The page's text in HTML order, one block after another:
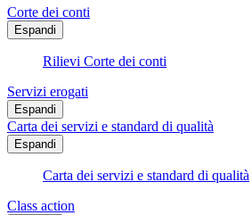
Corte dei conti
Espandi
Rilievi Corte dei conti
Servizi erogati
Espandi
Carta dei servizi e standard di qualità
Espandi
Carta dei servizi e standard di qualità
Class action